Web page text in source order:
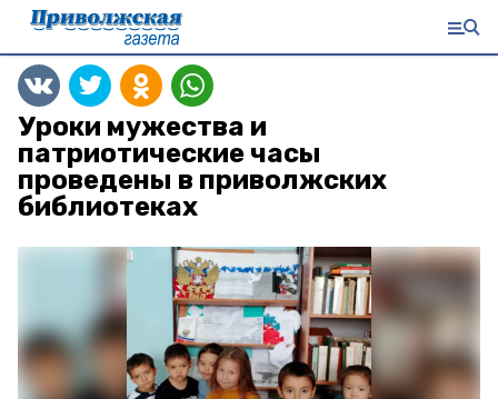
Уроки мужества и
патриотические часы
проведены в приволжских
библиотеках